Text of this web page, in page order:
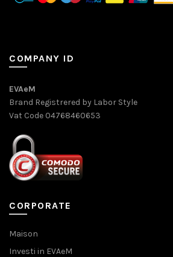
COMPANY ID
EVAeM
Brand Registrered by Labor Style
Vat Code 04768460653
CORPORATE
Maison
Investi in EVAeM